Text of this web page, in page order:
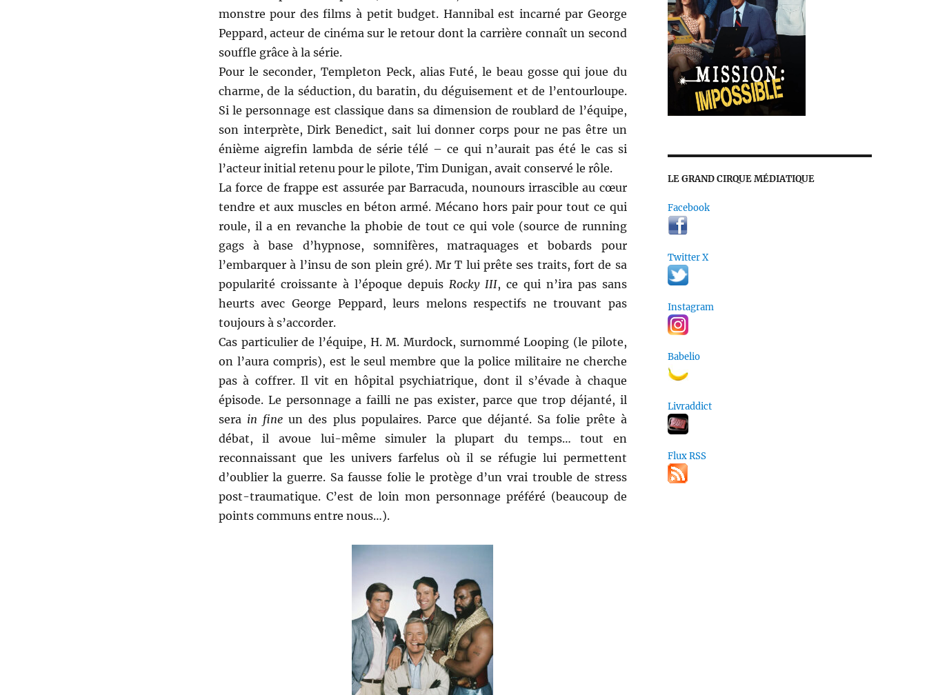
monstre pour des films à petit budget. Hannibal est incarné par George
Peppard, acteur de cinéma sur le retour dont la carrière connaît un second
souffle grâce à la série.
Pour le seconder, Templeton Peck, alias Futé, le beau gosse qui joue du
charme, de la séduction, du baratin, du déguisement et de l’entourloupe.
Si le personnage est classique dans sa dimension de roublard de l’équipe,
son interprète, Dirk Benedict, sait lui donner corps pour ne pas être un
énième aigrefin lambda de série télé – ce qui n’aurait pas été le cas si
l’acteur initial retenu pour le pilote, Tim Dunigan, avait conservé le rôle.
La force de frappe est assurée par Barracuda, nounours irrascible au cœur
tendre et aux muscles en béton armé. Mécano hors pair pour tout ce qui
roule, il a en revanche la phobie de tout ce qui vole (source de running
gags à base d’hypnose, somnifères, matraquages et bobards pour
l’embarquer à l’insu de son plein gré). Mr T lui prête ses traits, fort de sa
popularité croissante à l’époque depuis Rocky III, ce qui n’ira pas sans
heurts avec George Peppard, leurs melons respectifs ne trouvant pas
toujours à s’accorder.
Cas particulier de l’équipe, H. M. Murdock, surnommé Looping (le pilote,
on l’aura compris), est le seul membre que la police militaire ne cherche
pas à coffrer. Il vit en hôpital psychiatrique, dont il s’évade à chaque
épisode. Le personnage a failli ne pas exister, parce que trop déjanté, il
sera in fine un des plus populaires. Parce que déjanté. Sa folie prête à
débat, il avoue lui-même simuler la plupart du temps… tout en
reconnaissant que les univers farfelus où il se réfugie lui permettent
d’oublier la guerre. Sa fausse folie le protège d’un vrai trouble de stress
post-traumatique. C’est de loin mon personnage préféré (beaucoup de
points communs entre nous…).
LE GRAND CIRQUE MÉDIATIQUE
Facebook
Twitter X
Instagram
Babelio
Livraddict
Flux RSS